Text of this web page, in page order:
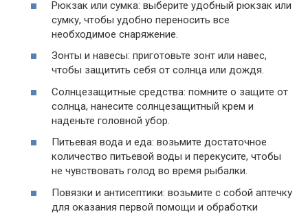
Рюкзак или сумка: выберите удобный рюкзак или
сумку, чтобы удобно переносить все
необходимое снаряжение.
Зонты и навесы: приготовьте зонт или навес,
чтобы защитить себя от солнца или дождя.
Солнцезащитные средства: помните о защите от
солнца, нанесите солнцезащитный крем и
наденьте головной убор.
Питьевая вода и еда: возьмите достаточное
количество питьевой воды и перекусите, чтобы
не чувствовать голод во время рыбалки.
Повязки и антисептики: возьмите с собой аптечку
для оказания первой помощи и обработки